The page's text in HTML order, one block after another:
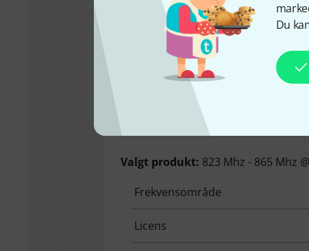
Du
Danmark
Valgt produkt: 823 Mhz - 865 Mhz
Frekvensområde
Licens